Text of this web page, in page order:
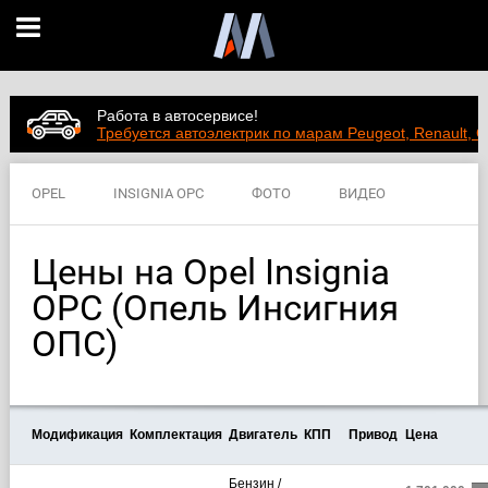
Работа в автосервисе!
Требуется автоэлектрик по марам Peugeot, Renault,
OPEL INSIGNIA OPC ФОТО ВИДЕО
Цены на Opel Insignia
OPC (Опель Инсигния
ОПС)
Модификация Комплектация Двигатель КПП Привод Цена
Бензин /